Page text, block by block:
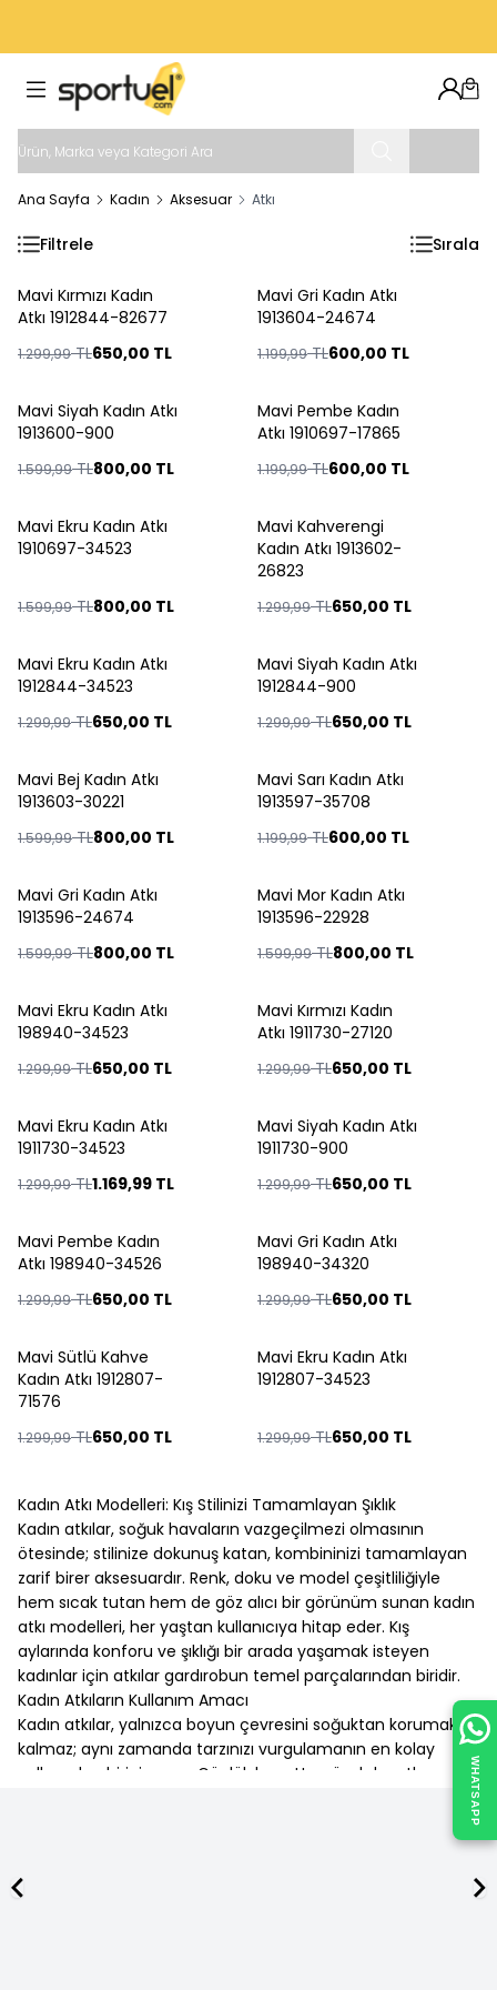
Ana Sayfa Kadın Aksesuar Atkı
Filtrele Sırala
%50
Mavi Kırmızı Kadın
Atkı 1912844-82677
1.299,99TL650,00 TL
%50
Mavi Gri Kadın Atkı
1913604-24674
1.199,99TL600,00 TL
%50
Mavi Siyah Kadın Atkı
1913600-900
1.599,99TL800,00 TL
%50
Mavi Pembe Kadın
Atkı 1910697-17865
1.199,99TL600,00 TL
%50
Mavi Ekru Kadın Atkı
1910697-34523
1.599,99TL800,00 TL
%50
Mavi Kahverengi
Kadın Atkı 1913602-
26823
1.299,99TL650,00 TL
%50
Mavi Ekru Kadın Atkı
1912844-34523
1.299,99TL650,00 TL
%50
Mavi Siyah Kadın Atkı
1912844-900
1.299,99TL650,00 TL
%50
Mavi Bej Kadın Atkı
1913603-30221
1.599,99TL800,00 TL
%50
Mavi Sarı Kadın Atkı
1913597-35708
1.199,99TL600,00 TL
%50
Mavi Gri Kadın Atkı
1913596-24674
1.599,99TL800,00 TL
%50
Mavi Mor Kadın Atkı
1913596-22928
1.599,99TL800,00 TL
%50
Mavi Ekru Kadın Atkı
198940-34523
1.299,99TL650,00 TL
%50
Mavi Kırmızı Kadın
Atkı 1911730-27120
1.299,99TL650,00 TL
%10
Mavi Ekru Kadın Atkı
1911730-34523
1.299,99TL1.169,99 TL
%50
Mavi Siyah Kadın Atkı
1911730-900
1.299,99TL650,00 TL
%50
Mavi Pembe Kadın
Atkı 198940-34526
1.299,99TL650,00 TL
%50
Mavi Gri Kadın Atkı
198940-34320
1.299,99TL650,00 TL
%50
Mavi Sütlü Kahve
Kadın Atkı 1912807-
71576
1.299,99TL650,00 TL
%50
Mavi Ekru Kadın Atkı
1912807-34523
1.299,99TL650,00 TL
Kadın Atkı Modelleri: Kış Stilinizi Tamamlayan Şıklık
Kadın atkılar, soğuk havaların vazgeçilmezi olmasının
ötesinde; stilinize dokunuş katan, kombininizi tamamlayan
zarif birer aksesuardır. Renk, doku ve model çeşitliliğiyle
hem sıcak tutan hem de göz alıcı bir görünüm sunan kadın
atkı modelleri, her yaştan kullanıcıya hitap eder. Kış
aylarında konforu ve şıklığı bir arada yaşamak isteyen
kadınlar için atkılar gardırobun temel parçalarından biridir.
Kadın Atkıların Kullanım Amacı
Kadın atkılar, yalnızca boyun çevresini soğuktan korumakla
kalmaz; aynı zamanda tarzınızı vurgulamanın en kolay
yollarından birini sunar. Günlük hayattan özel davetlere
Kombine hareket ve renk katma
WHATSAPP